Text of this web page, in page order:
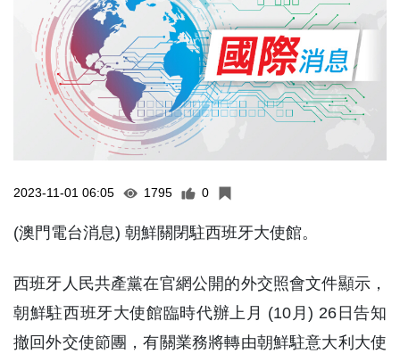
2023-11-01 06:05 1795 0
(澳門電台消息) 朝鮮關閉駐西班牙大使館。
西班牙人民共產黨在官網公開的外交照會文件顯示，
朝鮮駐西班牙大使館臨時代辦上月 (10月) 26日告知
撤回外交使節團，有關業務將轉由朝鮮駐意大利大使